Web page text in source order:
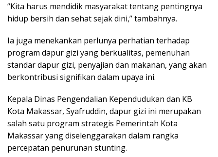
“Kita harus mendidik masyarakat tentang pentingnya
hidup bersih dan sehat sejak dini,” tambahnya.
Ia juga menekankan perlunya perhatian terhadap
program dapur gizi yang berkualitas, pemenuhan
standar dapur gizi, penyajian dan makanan, yang akan
berkontribusi signifikan dalam upaya ini.
Kepala Dinas Pengendalian Kependudukan dan KB
Kota Makassar, Syafruddin, dapur gizi ini merupakan
salah satu program strategis Pemerintah Kota
Makassar yang diselenggarakan dalam rangka
percepatan penurunan stunting.